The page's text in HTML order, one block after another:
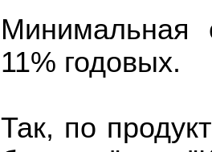
Минимальная
11% годовых.
Так, по